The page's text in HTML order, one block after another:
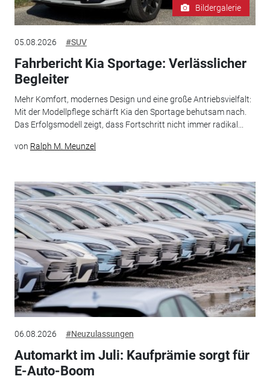
Bildergalerie
05.08.2026 #SUV
Fahrbericht Kia Sportage: Verlässlicher
Begleiter
Mehr Komfort, modernes Design und eine große Antriebsvielfalt:
Mit der Modellpflege schärft Kia den Sportage behutsam nach.
Das Erfolgsmodell zeigt, dass Fortschritt nicht immer radikal...
von Ralph M. Meunzel
06.08.2026 #Neuzulassungen
Automarkt im Juli: Kaufprämie sorgt für
E-Auto-Boom